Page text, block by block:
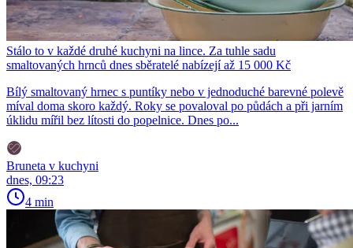
Stálo to v každé druhé kuchyni na lince. Za tuhle sadu
smaltovaných hrnců dnes sběratelé nabízejí až 15 000 Kč
Bílý smaltovaný hrnec s puntíky nebo v jednoduché barevné polevě
míval doma skoro každý. Roky se povaloval po půdách a při jarním
úklidu mířil bez lítosti do popelnice. Dnes po...
Bruneta v kuchyni
dnes, 09:23
4 min